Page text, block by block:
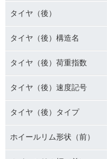
タイヤ（後）
タイヤ（後）構造名
タイヤ（後）荷重指数
タイヤ（後）速度記号
タイヤ（後）タイプ
ホイールリム形状（前）